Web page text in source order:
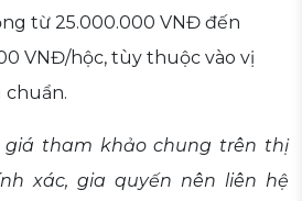
từ 25.000.000 VNĐ đến
VNĐ/hộc, tùy thuộc vào vị
chuẩn.
tham khảo chung trên thị
xác, gia quyến nên liên hệ